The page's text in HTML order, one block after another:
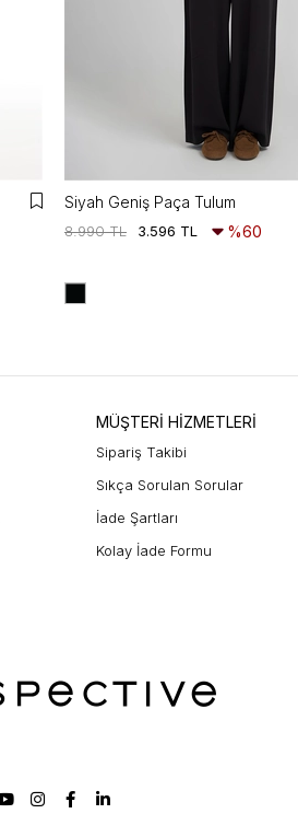
Siyah Geniş Paça Tulum
3.596 TL
8.990 TL %60
MÜŞTERİ HİZMETLERİ
Sipariş Takibi
Sıkça Sorulan Sorular
İade Şartları
Kolay İade Formu